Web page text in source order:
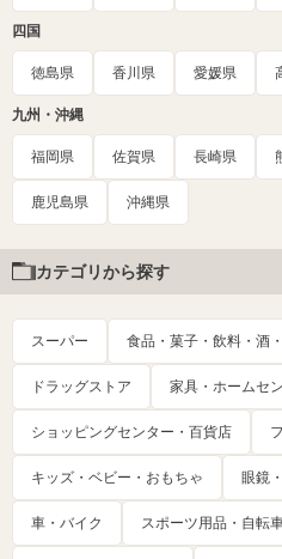
四国
徳島県 香川県 愛媛県
九州・沖縄
福岡県 佐賀県 長崎県
鹿児島県 沖縄県
カテゴリから探す
スーパー 食品・菓子・飲料・酒
ドラッグストア 家具・ホームセ
ショッピングセンター・百貨店
キッズ・ベビー・おもちゃ 眼鏡
車・バイク スポーツ用品・自転